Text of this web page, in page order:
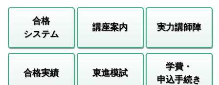
合格
システム
講座案内 実力講師陣
合格実績 東進模試
学費・
申込手続き